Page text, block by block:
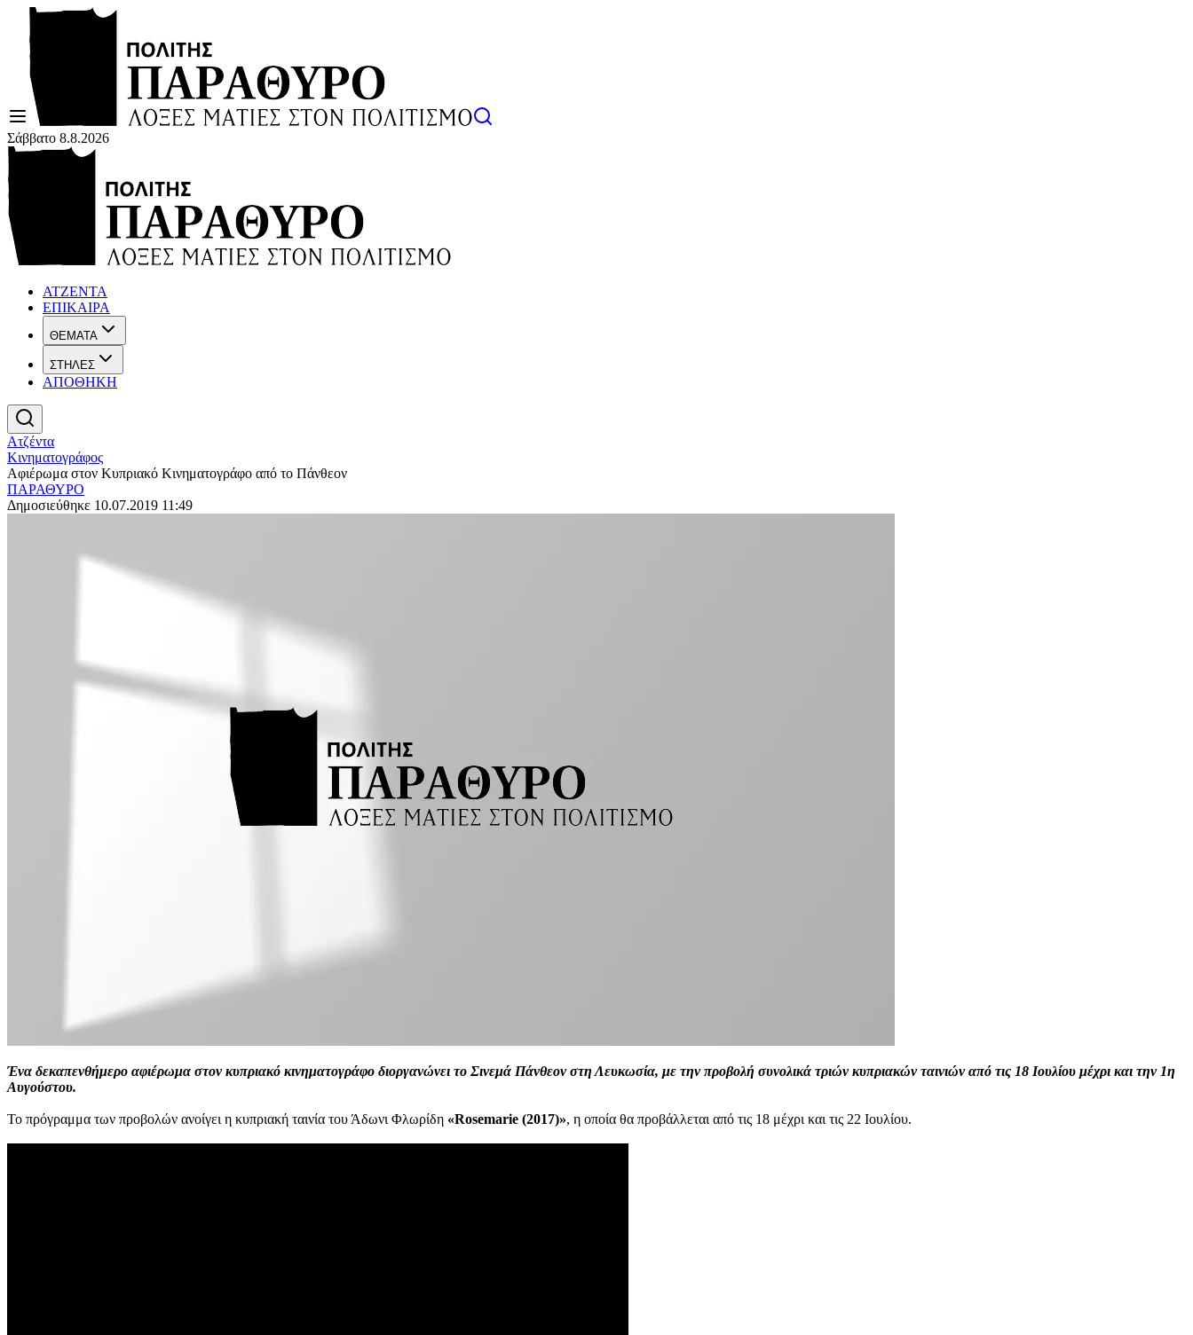
Σάββατο 8.8.2026
ΑΤΖΕΝΤΑ
ΕΠΙΚΑΙΡΑ
ΘΕΜΑΤΑ
ΣΤΗΛΕΣ
ΑΠΟΘΗΚΗ
Ατζέντα
Κινηματογράφος
Αφιέρωμα στον Κυπριακό Κινηματογράφο από το Πάνθεον
ΠΑΡΑΘΥΡΟ
Δημοσιεύθηκε 10.07.2019 11:49
Ένα δεκαπενθήμερο αφιέρωμα στον κυπριακό κινηματογράφο διοργανώνει το Σινεμά Πάνθεον στη Λευκωσία, με την προβολή συνολικά τριών κυπριακών ταινιών από τις 18 Ιουλίου μέχρι και την 1η
Αυγούστου.
Το πρόγραμμα των προβολών ανοίγει η κυπριακή ταινία του Άδωνι Φλωρίδη «Rosemarie (2017)», η οποία θα προβάλλεται από τις 18 μέχρι και τις 22 Ιουλίου.